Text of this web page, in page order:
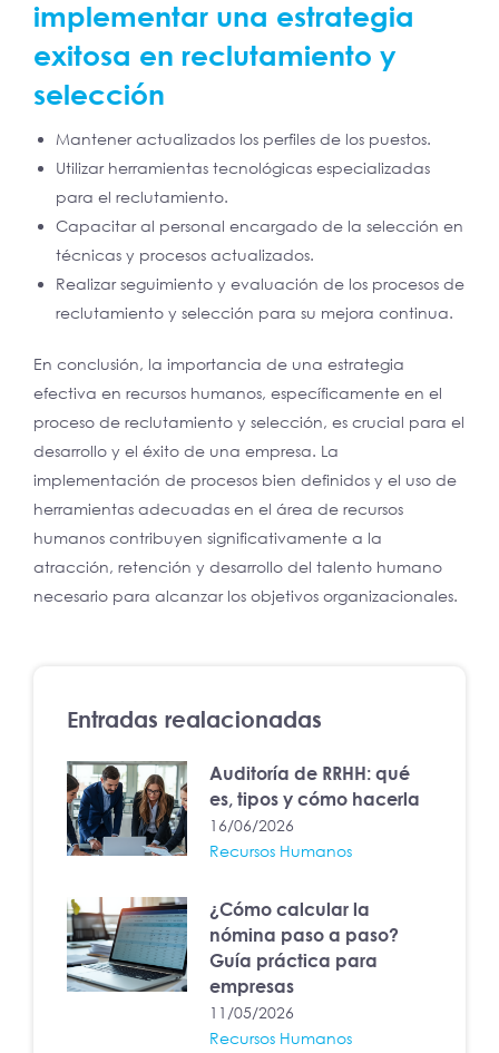
implementar una estrategia
exitosa en reclutamiento y
selección
Mantener actualizados los perfiles de los puestos.
Utilizar herramientas tecnológicas especializadas
para el reclutamiento.
Capacitar al personal encargado de la selección en
técnicas y procesos actualizados.
Realizar seguimiento y evaluación de los procesos de
reclutamiento y selección para su mejora continua.
En conclusión, la importancia de una estrategia
efectiva en recursos humanos, específicamente en el
proceso de reclutamiento y selección, es crucial para el
desarrollo y el éxito de una empresa. La
implementación de procesos bien definidos y el uso de
herramientas adecuadas en el área de recursos
humanos contribuyen significativamente a la
atracción, retención y desarrollo del talento humano
necesario para alcanzar los objetivos organizacionales.
Entradas realacionadas
Auditoría de RRHH: qué
es, tipos y cómo hacerla
16/06/2026
Recursos Humanos
¿Cómo calcular la
nómina paso a paso?
Guía práctica para
empresas
11/05/2026
Recursos Humanos